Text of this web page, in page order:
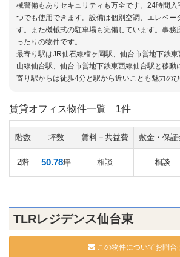
械警備もありセキュリティも万全です。24時間
つでも使用できます。設備は個別空調、エレベー
す。また機械式の駐車場も完備しています。事務
ったりの物件です。
最寄り駅はJR仙石線榴ヶ岡駅、仙台市営地下鉄
山線仙台駅、仙台市営地下鉄東西線仙台駅と移動
寄り駅からは徒歩4分と駅から近いことも魅力のひ
賃貸オフィス物件一覧 1件
階数 坪数 賃料＋共益費 敷金・保証
2階 50.78坪 相談 相談
TLRレジデンス仙台東
この物件についてお問合